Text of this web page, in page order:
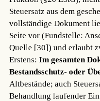
Steuersatz aus dem
vollständige Dokument
Seite vor (Fundstelle:
Quelle [30]) und erlaubt
Erstens:Im gesamten
Bestandsschutz- oder
Altbestände; auch
Behandlung laufender